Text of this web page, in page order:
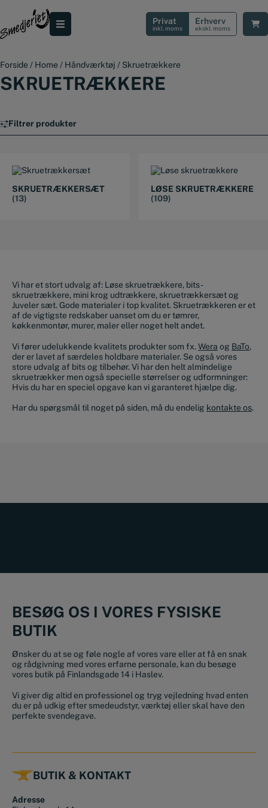
indholdet
Privat
inkl. moms
Erhverv
ekskl. moms
Forside / Home / Håndværktøj / Skruetrækkere
SKRUETRÆKKERE
Filtrer produkter
SKRUETRÆKKERSÆT
(13)
LØSE SKRUETRÆKKERE
(109)
Vi har et stort udvalg af: Løse skruetrækkere, bits-
skruetrækkere, mini krog udtrækkere, skruetrækkersæt og
Juveler sæt. Gode materialer i top kvalitet. Skruetrækkeren er et
af de vigtigste redskaber uanset om du er tømrer,
køkkenmontør, murer, maler eller noget helt andet.
Vi fører udelukkende kvalitets produkter som fx. Wera og BaTo,
der er lavet af særdeles holdbare materialer. Se også vores
store udvalg af bits og tilbehør. Vi har den helt almindelige
skruetrækker men også specielle størrelser og udformninger:
Hvis du har en speciel opgave kan vi garanteret hjælpe dig.
Har du spørgsmål til noget på siden, må du endelig kontakte os.
BESØG OS I VORES FYSISKE
BUTIK
Ønsker du at se og føle nogle af vores vare eller at få en snak
og rådgivning med vores erfarne personale, kan du besøge
vores butik på Finlandsgade 14 i Haslev.
Vi giver dig altid en professionel og tryg vejledning hvad enten
du er på udkig efter smedeudstyr, værktøj eller skal have den
perfekte svendegave.
BUTIK & KONTAKT
Adresse